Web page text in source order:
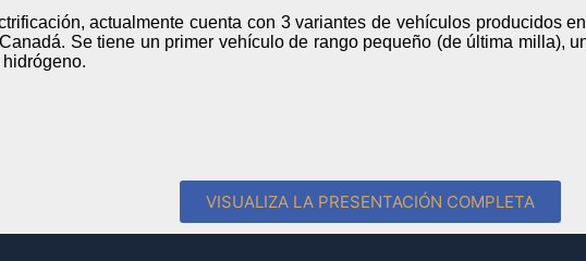
actualmente cuenta con 3 variantes de vehículos producidos
Se tiene un primer vehículo de rango pequeño (de última milla),
VISUALIZA LA PRESENTACIÓN COMPLETA